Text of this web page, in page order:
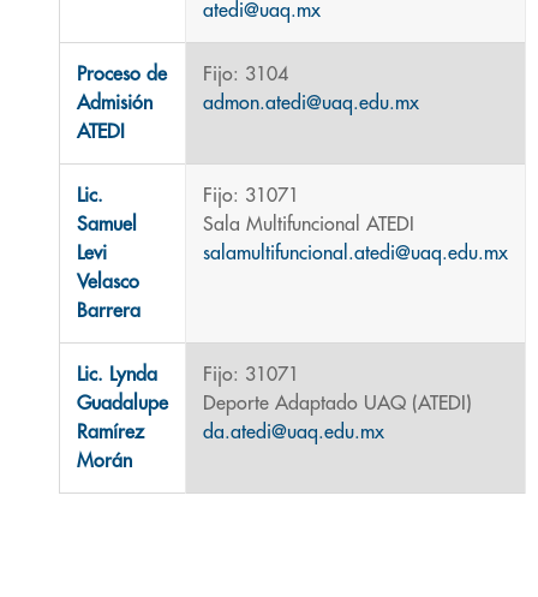
atedi@uaq.mx
Proceso de
Admisión
ATEDI
Fijo: 3104
admon.atedi@uaq.edu.mx
Lic.
Samuel
Levi
Velasco
Barrera
Fijo: 31071
Sala Multifuncional ATEDI
salamultifuncional.atedi@uaq.edu.mx
Lic. Lynda
Guadalupe
Ramírez
Morán
Fijo: 31071
Deporte Adaptado UAQ (ATEDI)
da.atedi@uaq.edu.mx